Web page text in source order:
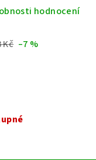
hodnocení
Kč –7 %